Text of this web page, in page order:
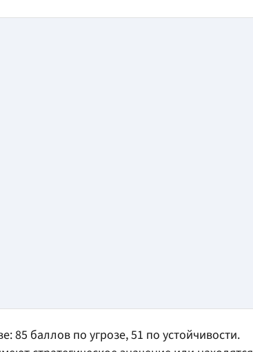
баллов по угрозе, 51 по устойчивости.